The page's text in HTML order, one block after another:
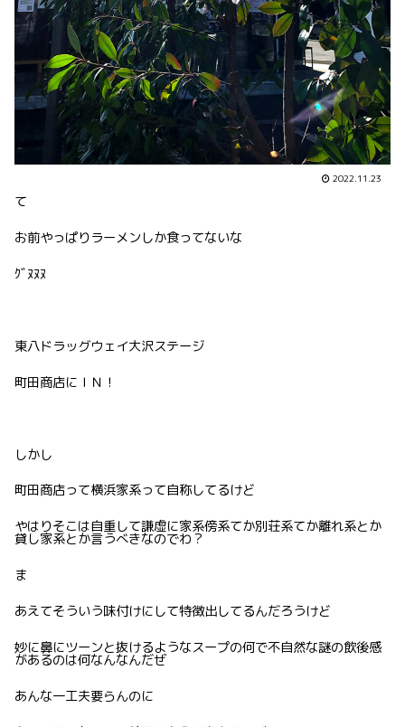
2022.11.23
て
お前やっぱりラーメンしか食ってないな
ｸﾞﾇﾇﾇ
東八ドラッグウェイ大沢ステージ
町田商店にＩＮ！
しかし
町田商店って横浜家系って自称してるけど
やはりそこは自重して謙虚に家系傍系てか別荘系てか離れ系とか
貸し家系とか言うべきなのでわ？
ま
あえてそういう味付けにして特徴出してるんだろうけど
妙に鼻にツーンと抜けるようなスープの何で不自然な謎の飲後感
があるのは何なんなんだぜ
あんな一工夫要らんのに